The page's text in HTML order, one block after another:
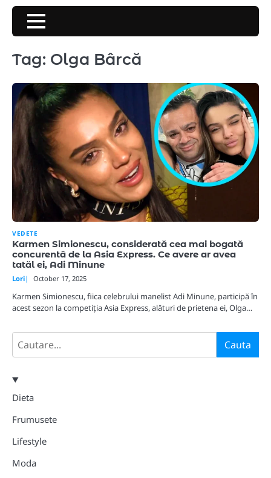
Skip
content
Tag: Olga Bârcă
VEDETE
Karmen Simionescu, considerată cea mai bogată
concurentă de la Asia Express. Ce avere ar avea
tatăl ei, Adi Minune
Lori October 17, 2025
Karmen Simionescu, fiica celebrului manelist Adi Minune, participă în
acest sezon la competiția Asia Express, alături de prietena ei, Olga…
Search Cauta
Dieta
Frumusete
Lifestyle
Moda